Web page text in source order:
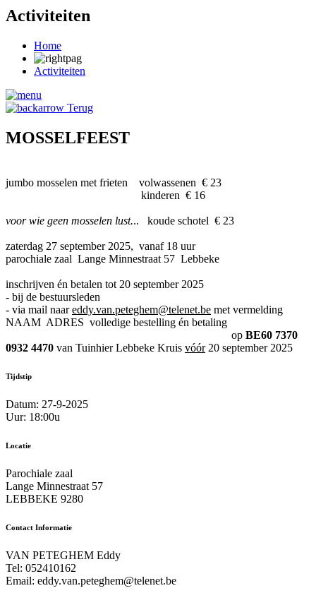
Activiteiten
Home
Activiteiten
Terug
MOSSELFEEST
jumbo mosselen met frieten volwassenen € 23
kinderen € 16
voor wie geen mosselen lust... koude schotel € 23
zaterdag 27 september 2025, vanaf 18 uur
parochiale zaal Lange Minnestraat 57 Lebbeke
inschrijven én betalen tot 20 september 2025
- bij de bestuursleden
- via mail naareddy.van.peteghem@telenet.be met vermelding
NAAM ADRES volledige bestelling én betaling
op BE60 7370
0932 4470 van Tuinhier Lebbeke Kruis vóór20 september 2025
Tijdstip
Datum: 27-9-2025
Uur: 18:00u
Locatie
Parochiale zaal
Lange Minnestraat 57
LEBBEKE 9280
Contact Informatie
VAN PETEGHEM Eddy
Tel: 052410162
Email: eddy.van.peteghem@telenet.be